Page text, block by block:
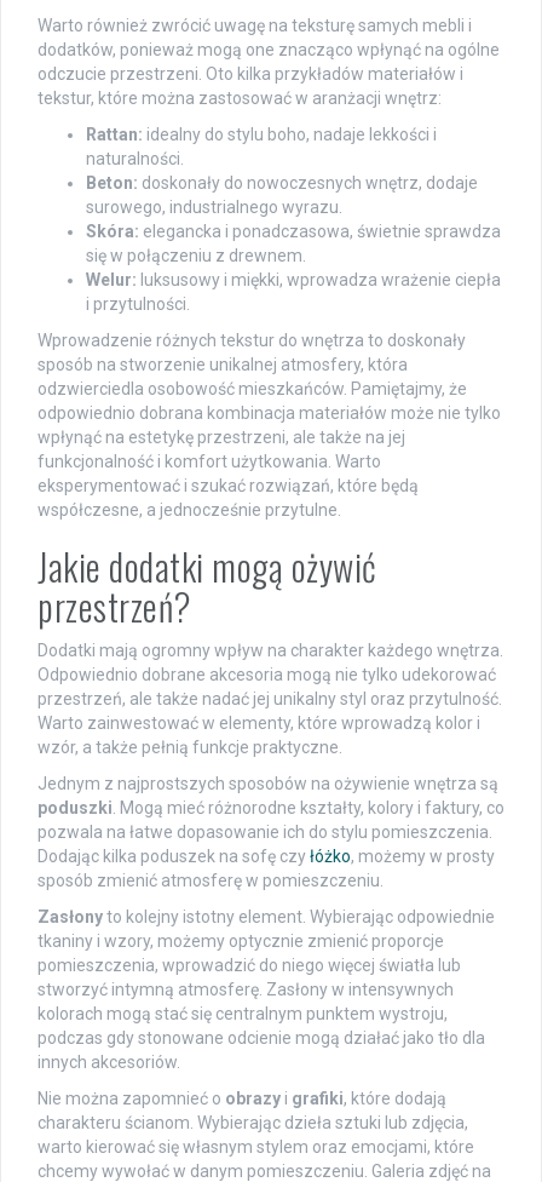
Warto również zwrócić uwagę na teksturę samych mebli i
dodatków, ponieważ mogą one znacząco wpłynąć na ogólne
odczucie przestrzeni. Oto kilka przykładów materiałów i
tekstur, które można zastosować w aranżacji wnętrz:
Rattan: idealny do stylu boho, nadaje lekkości i
naturalności.
Beton: doskonały do nowoczesnych wnętrz, dodaje
surowego, industrialnego wyrazu.
Skóra: elegancka i ponadczasowa, świetnie sprawdza
się w połączeniu z drewnem.
Welur: luksusowy i miękki, wprowadza wrażenie ciepła
i przytulności.
Wprowadzenie różnych tekstur do wnętrza to doskonały
sposób na stworzenie unikalnej atmosfery, która
odzwierciedla osobowość mieszkańców. Pamiętajmy, że
odpowiednio dobrana kombinacja materiałów może nie tylko
wpłynąć na estetykę przestrzeni, ale także na jej
funkcjonalność i komfort użytkowania. Warto
eksperymentować i szukać rozwiązań, które będą
współczesne, a jednocześnie przytulne.
Jakie dodatki mogą ożywić
przestrzeń?
Dodatki mają ogromny wpływ na charakter każdego wnętrza.
Odpowiednio dobrane akcesoria mogą nie tylko udekorować
przestrzeń, ale także nadać jej unikalny styl oraz przytulność.
Warto zainwestować w elementy, które wprowadzą kolor i
wzór, a także pełnią funkcje praktyczne.
Jednym z najprostszych sposobów na ożywienie wnętrza są
poduszki . Mogą mieć różnorodne kształty, kolory i faktury, co
pozwala na łatwe dopasowanie ich do stylu pomieszczenia.
Dodając kilka poduszek na sofę czyłóżko, możemy w prosty
sposób zmienić atmosferę w pomieszczeniu.
Zasłonyto kolejny istotny element. Wybierając odpowiednie
tkaniny i wzory, możemy optycznie zmienić proporcje
pomieszczenia, wprowadzić do niego więcej światła lub
stworzyć intymną atmosferę. Zasłony w intensywnych
kolorach mogą stać się centralnym punktem wystroju,
podczas gdy stonowane odcienie mogą działać jako tło dla
innych akcesoriów.
Nie można zapomnieć o obrazy i grafiki, które dodają
charakteru ścianom. Wybierając dzieła sztuki lub zdjęcia,
warto kierować się własnym stylem oraz emocjami, które
chcemy wywołać w danym pomieszczeniu. Galeria zdjęć na